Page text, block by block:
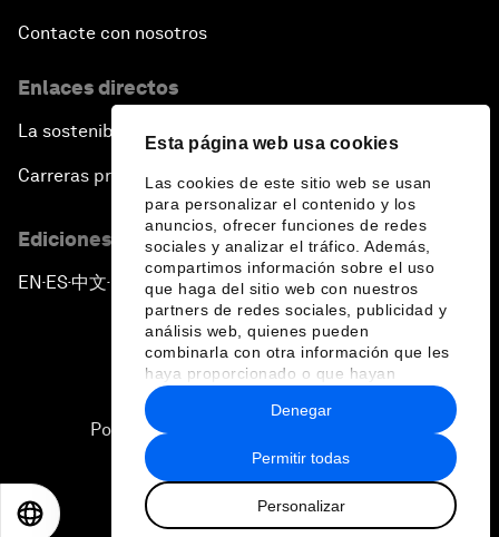
Esta página web usa cookies
Las cookies de este sitio web se usan
para personalizar el contenido y los
anuncios, ofrecer funciones de redes
sociales y analizar el tráfico. Además,
compartimos información sobre el uso
que haga del sitio web con nuestros
partners de redes sociales, publicidad y
análisis web, quienes pueden
combinarla con otra información que les
haya proporcionado o que hayan
recopilado a partir del uso que haya
hecho de sus servicios.
Permitir todas
Personalizar
Denegar
Contacte con nosotros
Enlaces directos
La sostenibilidad en el Foro
Carreras profesionales
Ediciones en otros idiomas
EN ▪ES▪中文▪ 日本語
Política de privacidad y normas de uso
Sitemap
2026 Foro Económico Mundial